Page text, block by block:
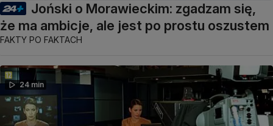
Joński o Morawieckim: zgadzam się,
że ma ambicje, ale jest po prostu oszustem
FAKTY PO FAKTACH
24 min